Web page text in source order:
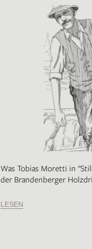
Was Tobias Moretti in
der Brandenberger
LESEN